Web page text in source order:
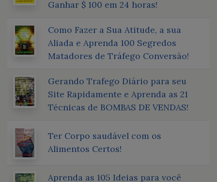
Ganhar $ 100 em 24 horas!
Como Fazer a Sua Atitude, a sua
Aliada e Aprenda 100 Segredos
Matadores de Tráfego Conversão!
Gerando Trafego Diário para seu
Site Rapidamente e Aprenda as 21
Técnicas de BOMBAS DE VENDAS!
Ter Corpo saudável com os
Alimentos Certos!
Aprenda as 105 Ideias para você